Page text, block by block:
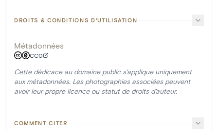
DROITS & CONDITIONS D'UTILISATION
Métadonnées
CC0
Cette dédicace au domaine public s'applique uniquement
aux métadonnées. Les photographies associées peuvent
avoir leur propre licence ou statut de droits d'auteur.
COMMENT CITER